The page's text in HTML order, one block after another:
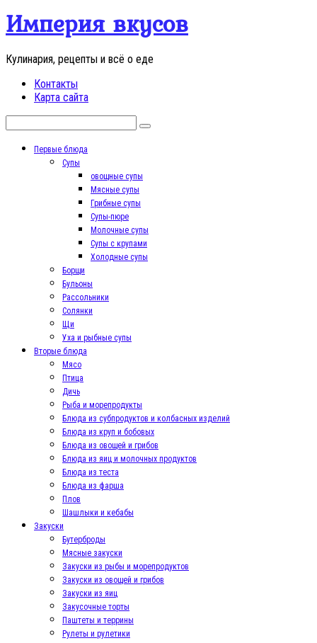
Перейти
контенту
Империя вкусов
Кулинария, рецепты и всё о еде
Контакты
Карта сайта
Первые блюда
Супы
овощные супы
Мясные супы
Грибные супы
Супы-пюре
Молочные супы
Супы с крупами
Холодные супы
Борщи
Бульоны
Рассольники
Солянки
Щи
Уха и рыбные супы
Вторые блюда
Мясо
Птица
Дичь
Рыба и морепродукты
Блюда из субпродуктов и колбасных изделий
Блюда из круп и бобовых
Блюда из овощей и грибов
Блюда из яиц и молочных продуктов
Блюда из теста
Блюда из фарша
Плов
Шашлыки и кебабы
Закуски
Бутерброды
Мясные закуски
Закуски из рыбы и морепродуктов
Закуски из овощей и грибов
Закуски из яиц
Закусочные торты
Паштеты и террины
Рулеты и рулетики